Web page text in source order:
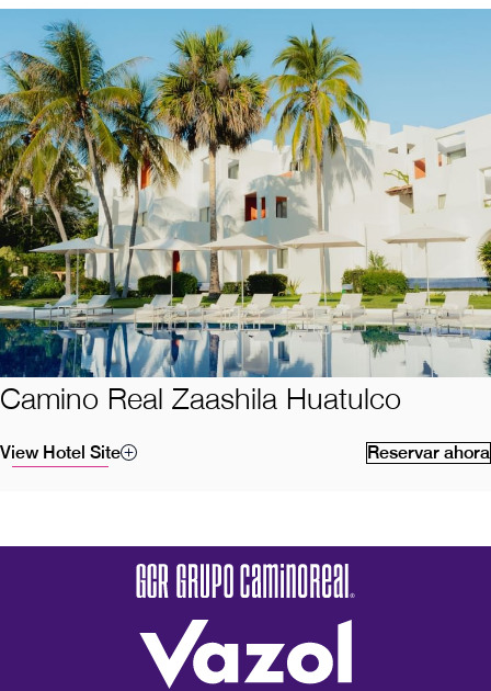
Camino Real Zaashila Huatulco
Reservar ahora
View Hotel Site